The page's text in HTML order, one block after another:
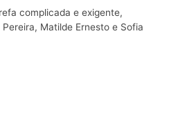
complicada e exigente,
Matilde Ernesto e Sofia